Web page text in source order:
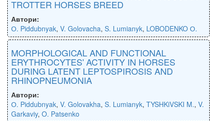
TROTTER HORSES BREED
Автори:
О. Piddubnyak, V. Golovacha, S. Lumianyk, LOBODENKO О.
MORPHOLOGICAL AND FUNCTIONAL
ERYTHROCYTES' ACTIVITY IN HORSES
DURING LATENT LEPTOSPIROSIS AND
RHINOPNEUMONIA
Автори:
О. Piddubnyak, V. Golovakha, S. Lumianyk, TYSHKiVSKI M., V.
Garkaviy, O. Patsenko